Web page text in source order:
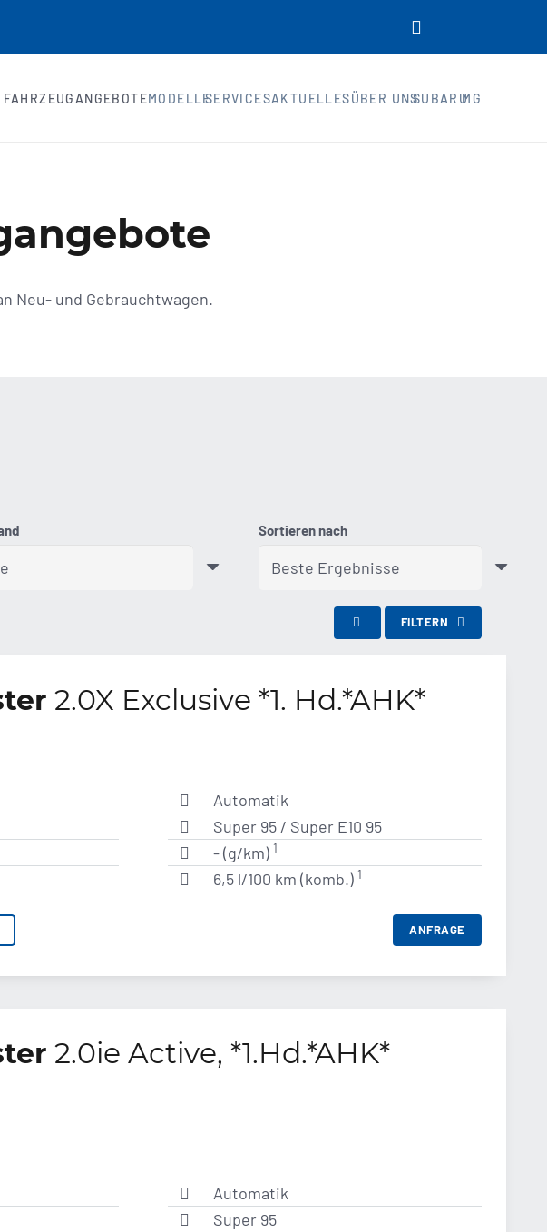
FAHRZEUGANGEBOTEMODELLESERVICESAKTUELLESÜBER UNSSUBARUMG
Neu- und Gebrauchtwagen.
Sortieren nach
FILTERN
2.0X Exclusive *1. Hd.*AHK*
Automatik
Super 95 / Super E10 95
- (g/km) 1
6,5 l/100 km (komb.) 1
ANFRAGE
2.0ie Active, *1.Hd.*AHK*
Automatik
Super 95